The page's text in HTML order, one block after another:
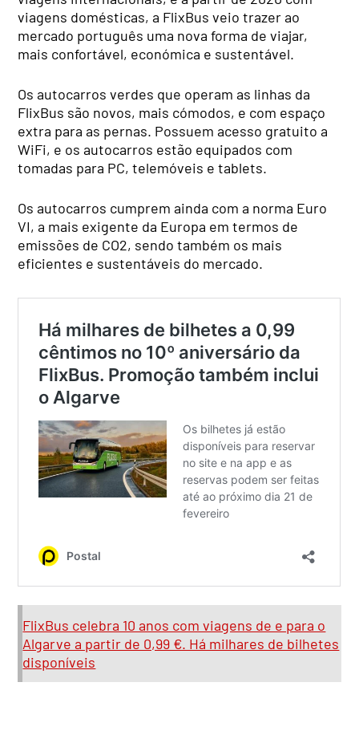
viagens domésticas, a FlixBus veio trazer ao
mercado português uma nova forma de viajar,
mais confortável, económica e sustentável.
Os autocarros verdes que operam as linhas da
FlixBus são novos, mais cómodos, e com espaço
extra para as pernas. Possuem acesso gratuito a
WiFi, e os autocarros estão equipados com
tomadas para PC, telemóveis e tablets.
Os autocarros cumprem ainda com a norma Euro
VI, a mais exigente da Europa em termos de
emissões de CO2, sendo também os mais
eficientes e sustentáveis do mercado.
FlixBus celebra 10 anos com viagens de e para o
Algarve a partir de 0,99 €. Há milhares de bilhetes
disponíveis